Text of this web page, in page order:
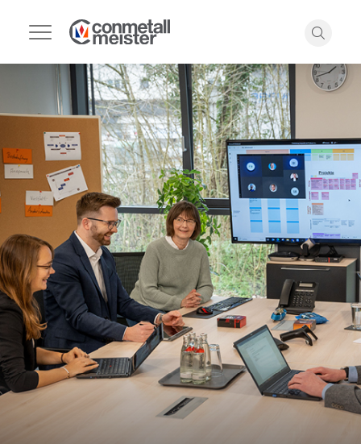
Navigation
umschalten
Suche